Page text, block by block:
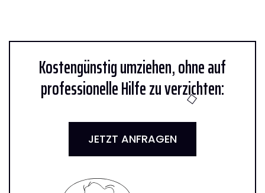
Kostengünstig umziehen, ohne auf
professionelle Hilfe zu verzichten:
JETZT ANFRAGEN